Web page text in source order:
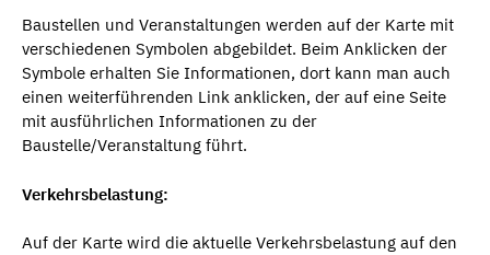
Baustellen und Veranstaltungen werden auf der Karte mit
verschiedenen Symbolen abgebildet. Beim Anklicken der
Symbole erhalten Sie Informationen, dort kann man auch
einen weiterführenden Link anklicken, der auf eine Seite
mit ausführlichen Informationen zu der
Baustelle/Veranstaltung führt.
Verkehrsbelastung:
Auf der Karte wird die aktuelle Verkehrsbelastung auf den